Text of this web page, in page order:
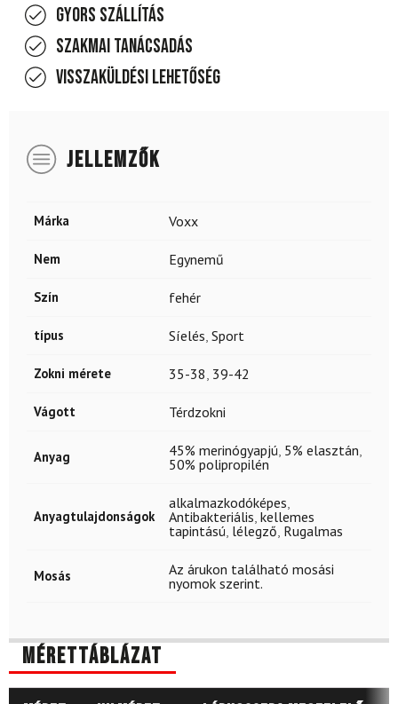
Gyors szállítás
Szakmai tanácsadás
Visszaküldési lehetőség
JELLEMZŐK
Márka Voxx
Nem Egynemű
Szín fehér
típus Síelés Sport
Zokni mérete 35-38 39-42
Vágott Térdzokni
Anyag 45% merinógyapjú 5% elasztán
50% polipropilén
Anyagtulajdonságok
alkalmazkodóképes
Antibakteriális kellemes
tapintású lélegző Rugalmas
Mosás
Az árukon található mosási
nyomok szerint.
Mérettáblázat